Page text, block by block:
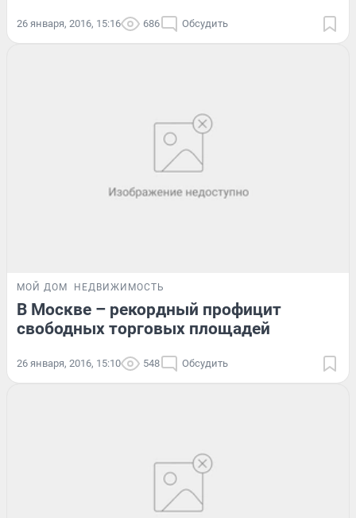
26 января, 2016, 15:16 686 Обсудить
МОЙ ДОМ НЕДВИЖИМОСТЬ
В Москве – рекордный профицит
свободных торговых площадей
26 января, 2016, 15:10 548 Обсудить